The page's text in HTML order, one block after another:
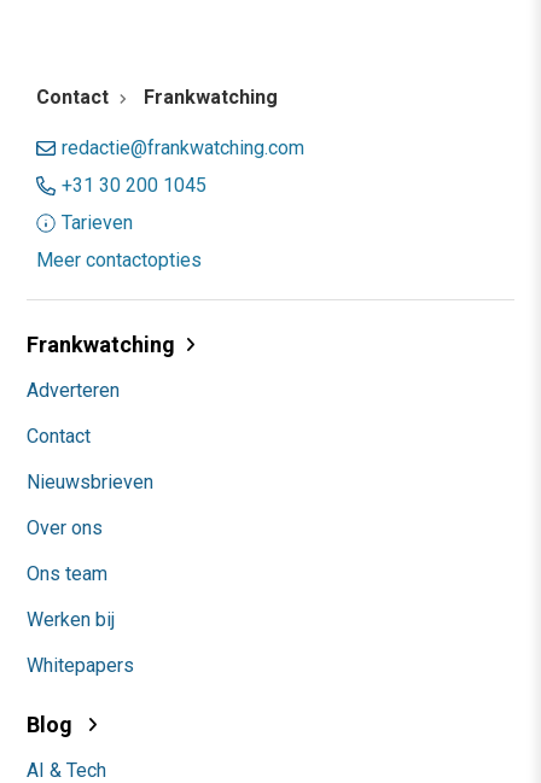
Contact Frankwatching
redactie@frankwatching.com
+31 30 200 1045
Tarieven
Meer contactopties
Frankwatching
Adverteren
Contact
Nieuwsbrieven
Over ons
Ons team
Werken bij
Whitepapers
Blog
AI & Tech